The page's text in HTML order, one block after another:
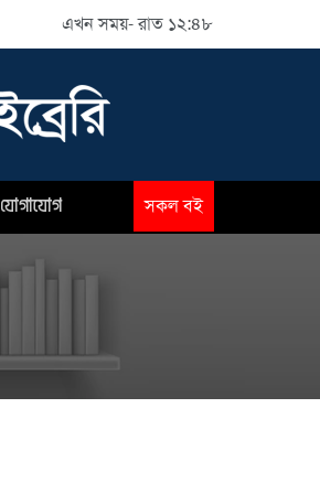
এখন সময়- রাত ১২:৪৮
যোগাযোগ সকল বই